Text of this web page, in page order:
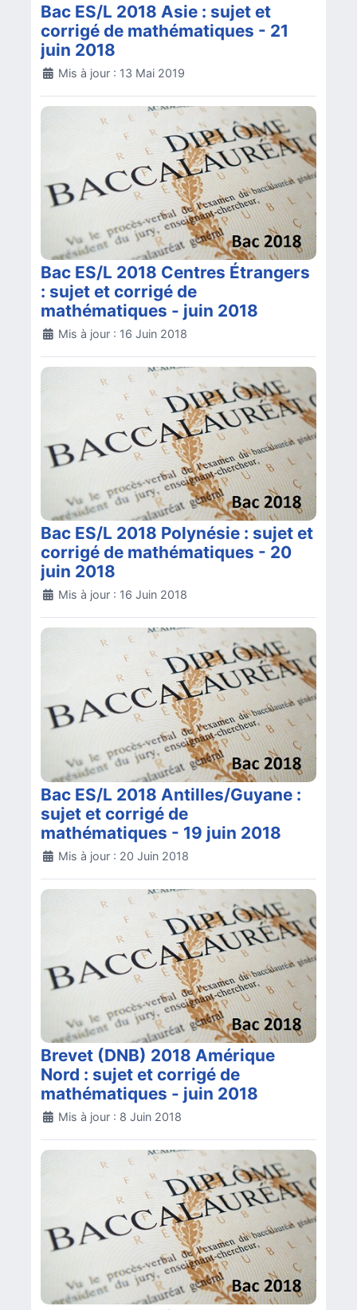
Bac ES/L 2018 Asie : sujet et
corrigé de mathématiques - 21
juin 2018
DétailsMis à jour : 13 Mai 2019
Bac ES/L 2018 Centres Étrangers
: sujet et corrigé de
mathématiques - juin 2018
DétailsMis à jour : 16 Juin 2018
Bac ES/L 2018 Polynésie : sujet et
corrigé de mathématiques - 20
juin 2018
DétailsMis à jour : 16 Juin 2018
Bac ES/L 2018 Antilles/Guyane :
sujet et corrigé de
mathématiques - 19 juin 2018
DétailsMis à jour : 20 Juin 2018
Brevet (DNB) 2018 Amérique
Nord : sujet et corrigé de
mathématiques - juin 2018
DétailsMis à jour : 8 Juin 2018